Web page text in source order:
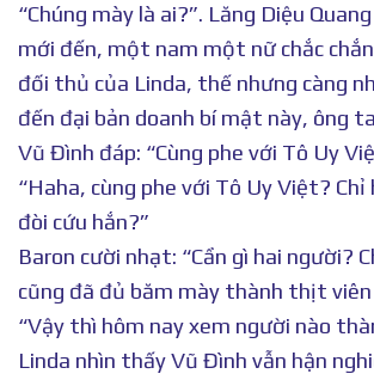
“Chúng mày là ai?”. Lăng Diệu
mới đến, một nam một nữ chắc
đối thủ của Linda, thế nhưng càng
đến đại bản doanh bí mật này, ông
Vũ Đình đáp: “Cùng phe với Tô Uy
“Haha, cùng phe với Tô Uy Việt? Chỉ
đòi cứu hắn?”
Baron cười nhạt: “Cần gì hai người?
cũng đã đủ băm mày thành thịt viên
“Vậy thì hôm nay xem người nào
Linda nhìn thấy Vũ Đình vẫn hận